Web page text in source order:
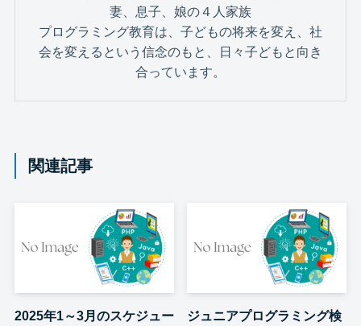
妻、息子、娘の４人家族
プログラミング教育は、子どもの将来を変え、社
会を変えるという信念のもと、日々子どもと向き
合っています。
関連記事
2025年1～3月のスケジュー
ジュニアプログラミング検